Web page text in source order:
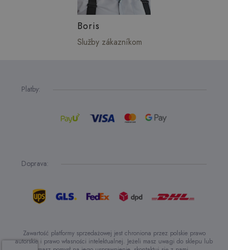
Boris
Služby zákazníkom
Platby:
Doprava:
Zawartość platformy sprzedażowej jest chroniona przez polskie prawo
autorskie i prawo własności intelektualnej. Jeżeli masz uwagi do sklepu lub